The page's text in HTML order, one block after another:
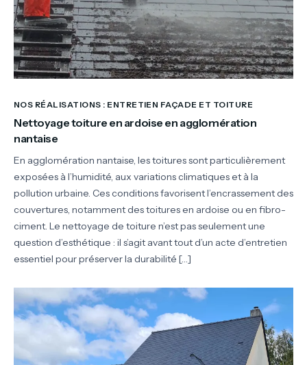
NOS RÉALISATIONS : ENTRETIEN FAÇADE ET TOITURE
Nettoyage toiture en ardoise en agglomération
nantaise
En agglomération nantaise, les toitures sont particulièrement
exposées à l’humidité, aux variations climatiques et à la
pollution urbaine. Ces conditions favorisent l’encrassement des
couvertures, notamment des toitures en ardoise ou en fibro-
ciment. Le nettoyage de toiture n’est pas seulement une
question d’esthétique : il s’agit avant tout d’un acte d’entretien
essentiel pour préserver la durabilité […]